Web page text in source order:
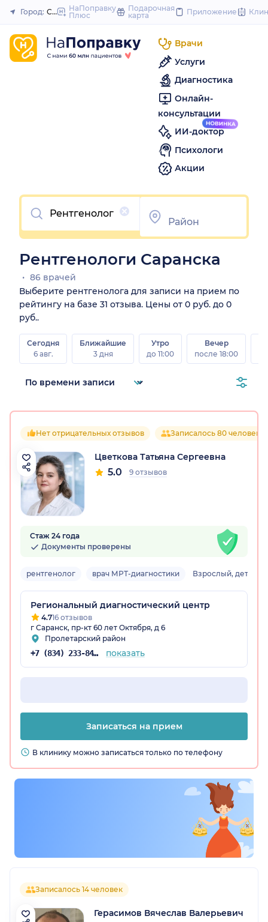
to
Закрыть
Город: СаранскНаПоправку
Плюс
Подарочная
карта
Приложение
Врачи
Услуги
Диагностика
Онлайн-
консультации
ИИ-доктор
Психологи
Акции
Очистить
Рентгенологи Саранска
86 врачей
Выберите рентгенолога для записи на прием по
рейтингу на базе 31 отзыва. Цены от 0 руб. до 0
руб..
Сегодня
6 авг.
Ближайшие
3 дня
Утро
до 11:00
Вечер
после 18:00
Нет отрицательных отзывов Записалось 80 человек
Цветкова Татьяна Сергеевна
5.0 9 отзывов
Стаж 24 года
Документы проверены
рентгенолог врач МРТ-диагностики Взрослый, детский
Региональный диагностический центр
4.716 отзывов
г Саранск, пр-кт 60 лет Октября, д 6
Пролетарский район
+7 (834) 233-84-75 показать
Записаться на прием
В клинику можно записаться только по телефону
Записалось 14 человек
Герасимов Вячеслав Валерьевич